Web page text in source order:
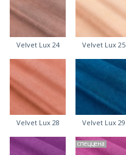
Velvet Lux 24 Velvet Lux 25
Velvet Lux 28 Velvet Lux 29
спеццена